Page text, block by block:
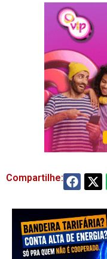
Compartilhe: